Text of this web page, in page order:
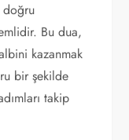
doğru
Bu dua,
kazanmak
bir şekilde
takip